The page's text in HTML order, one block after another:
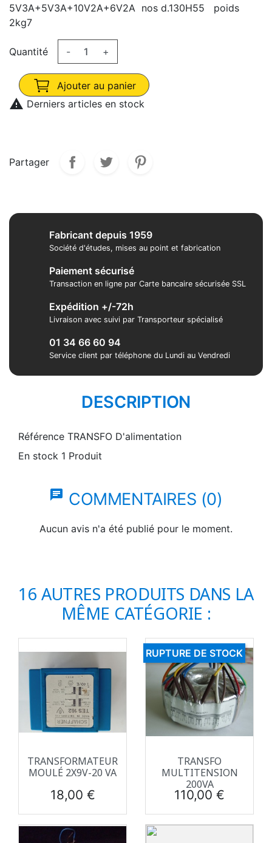
5V3A+5V3A+10V2A+6V2A nos d.130H55 poids
2kg7
Quantité - +
Ajouter au panier
 Derniers articles en stock
Partager
Fabricant depuis 1959
Société d'études, mises au point et fabrication
Paiement sécurisé
Transaction en ligne par Carte bancaire sécurisée SSL
Expédition +/-72h
Livraison avec suivi par Transporteur spécialisé
01 34 66 60 94
Service client par téléphone du Lundi au Vendredi
DESCRIPTION
Référence TRANSFO D'alimentation
En stock 1 Produit
chat COMMENTAIRES (0)
Aucun avis n'a été publié pour le moment.
16 AUTRES PRODUITS DANS LA
MÊME CATÉGORIE :
TRANSFORMATEUR
MOULÉ 2X9V-20 VA
Prix
18,00 €
TRANSFO
MULTITENSION
200VA
Prix
110,00 €
RUPTURE DE STOCK